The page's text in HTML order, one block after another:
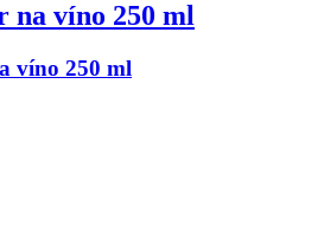
na víno 250 ml
víno 250 ml